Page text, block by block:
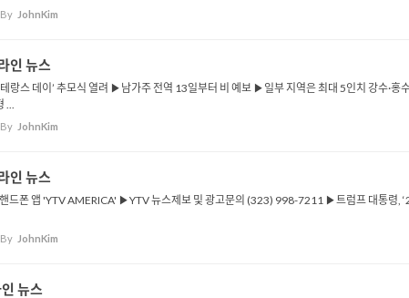
By JohnKim
인 뉴스
랑스 데이’ 추모식 열려 ▶남가주 전역 13일부터 비 예보 ▶일부 지역은 최대 5인치 강수·
...
By JohnKim
인 뉴스
드폰 앱 'YTV AMERICA' ▶YTV 뉴스제보 및 광고문의 (323) 998-7211 ▶트럼프 대통령,
By JohnKim
뉴스